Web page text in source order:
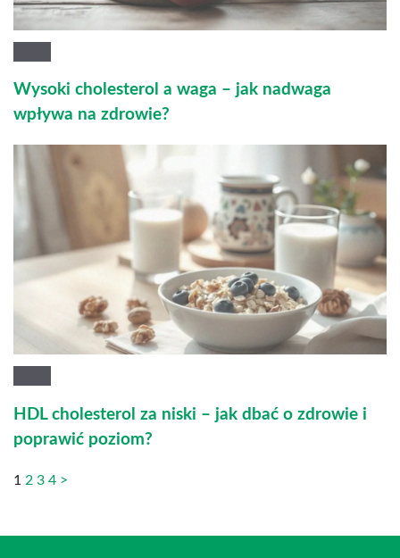
Wysoki cholesterol a waga – jak nadwaga
wpływa na zdrowie?
HDL cholesterol za niski – jak dbać o zdrowie i
poprawić poziom?
1 2 3 4 >